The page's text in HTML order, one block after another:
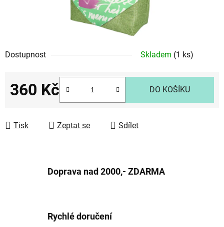
Dostupnost Skladem (1 ks)
360 Kč DO KOŠÍKU
Tisk Zeptat se Sdílet
Doprava nad 2000,- ZDARMA
Rychlé doručení